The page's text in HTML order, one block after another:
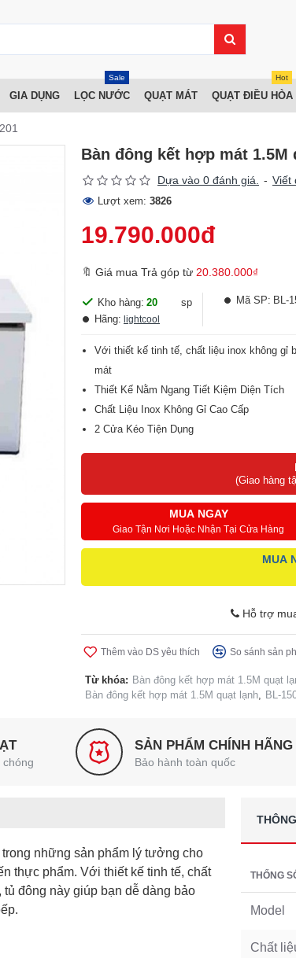
GIA DỤNG LỌC NƯỚC
Sale
QUẠT MÁT QUẠT ĐIỀU HÒA
Hot
Bàn đông kết hợp mát 1.5M
Dựa vào 0 đánh giá. - Viết
Lượt xem: 3826
19.790.000đ
🔖 Giá mua Trả góp từ 20.380.000₫
Kho hàng: 20
sp
Hãng: lightcool
Mã SP: BL-
Với thiết kế tinh tế, chất liệu inox không gỉ
mát
Thiết Kế Nằm Ngang Tiết Kiệm Diện Tích
Chất Liệu Inox Không Gỉ Cao Cấp
2 Cửa Kéo Tiện Dụng
Tiết Kiệm Điện Năng, Đảm Bảo Hiệu Quả
(Giao hàng
MUA NGAY
Giao Tận Nơi Hoặc Nhận Tại Cửa Hàng
MUA
Hỗ trợ
Thêm vào DS yêu thích So sánh sản
Từ khóa: Bàn đông kết hợp mát 1.5M quạt
Bàn đông kết hợp mát 1.5M quạt lạnh, BL-
SẢN PHẨM CHÍNH HÃNG
Bảo hành toàn quốc
trong những sản phẩm lý tưởng cho
thực phẩm. Với thiết kế tinh tế, chất
đông này giúp bạn dễ dàng bảo
THỐNG
Model
Chất